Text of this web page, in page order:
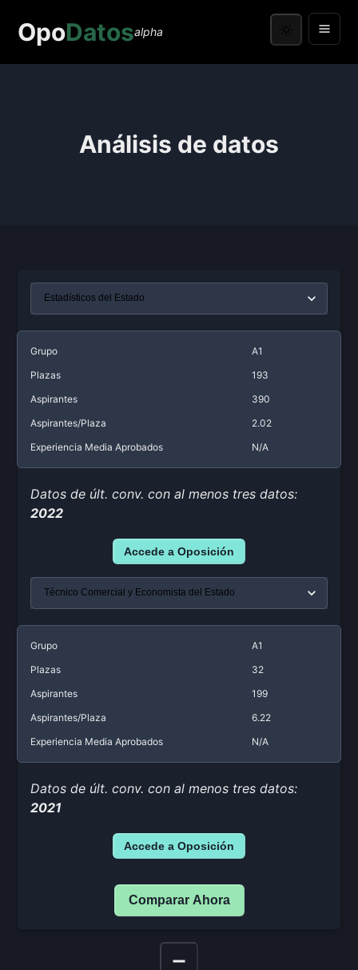
OpoDatosalpha
Análisis de datos
Grupo
A1
Plazas
193
Aspirantes
390
Aspirantes/Plaza
2.02
Experiencia Media Aprobados
N/A
Datos de últ. conv. con al menos tres datos:
2022
Accede a Oposición
Grupo
A1
Plazas
32
Aspirantes
199
Aspirantes/Plaza
6.22
Experiencia Media Aprobados
N/A
Datos de últ. conv. con al menos tres datos:
2021
Accede a Oposición
Comparar Ahora